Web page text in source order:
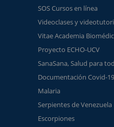
SOS Cursos en línea
Videoclases y
Vitae Academia
Proyecto ECHO-UCV
SanaSana, Salud para
Documentación Covid-19
Malaria
Serpientes de Venezuela
Escorpiones